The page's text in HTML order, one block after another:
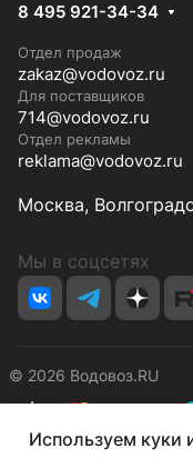
8 495 921-34-34
Отдел продаж
zakaz@vodovoz.ru
Для поставщиков
714@vodovoz.ru
Отдел рекламы
reklama@vodovoz.ru
Москва,
Мы в соцсетях
© 2026 Водовоз.RU
Конфиденциальность
Используем куки